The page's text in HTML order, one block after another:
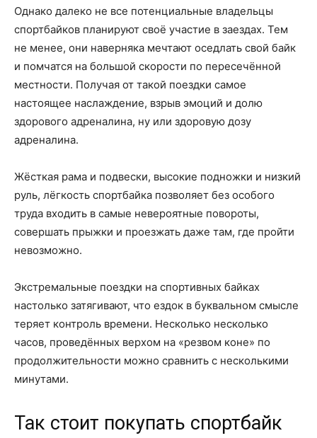
Однако далеко не все потенциальные владельцы
спортбайков планируют своё участие в заездах. Тем
не менее, они наверняка мечтают оседлать свой байк
и помчатся на большой скорости по пересечённой
местности. Получая от такой поездки самое
настоящее наслаждение, взрыв эмоций и долю
здорового адреналина, ну или здоровую дозу
адреналина.
Жёсткая рама и подвески, высокие подножки и низкий
руль, лёгкость спортбайка позволяет без особого
труда входить в самые невероятные повороты,
совершать прыжки и проезжать даже там, где пройти
невозможно.
Экстремальные поездки на спортивных байках
настолько затягивают, что ездок в буквальном смысле
теряет контроль времени. Несколько несколько
часов, проведённых верхом на «резвом коне» по
продолжительности можно сравнить с несколькими
минутами.
Так стоит покупать спортбайк